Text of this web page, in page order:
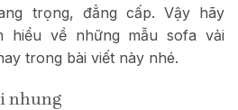
trọng, đẳng cấp. Vậy hãy
hiểu về những mẫu sofa vải
trong bài viết này nhé.
nhung